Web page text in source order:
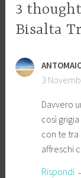
3
Bisalta
3
Davvero
così
con te
affreschi
Rispondi